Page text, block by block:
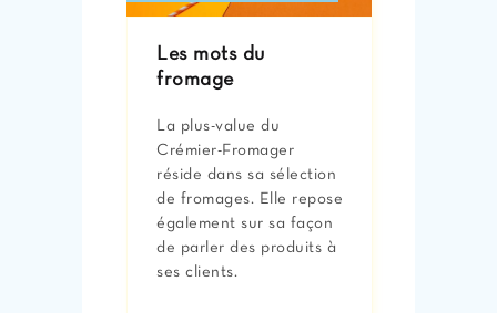
Les mots du
fromage
La plus-value du
Crémier-Fromager
réside dans sa sélection
de fromages. Elle repose
également sur sa façon
de parler des produits à
ses clients.